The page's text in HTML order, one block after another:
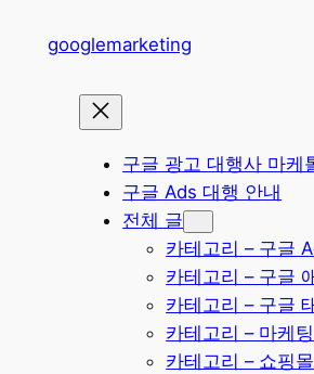
googlemarketing
구글 광고 대행사 마케
구글 Ads 대행 안내
전체 글
카테고리 – 구글
카테고리 – 구글
카테고리 – 구글
카테고리 – 마케팅
카테고리 – 쇼핑몰